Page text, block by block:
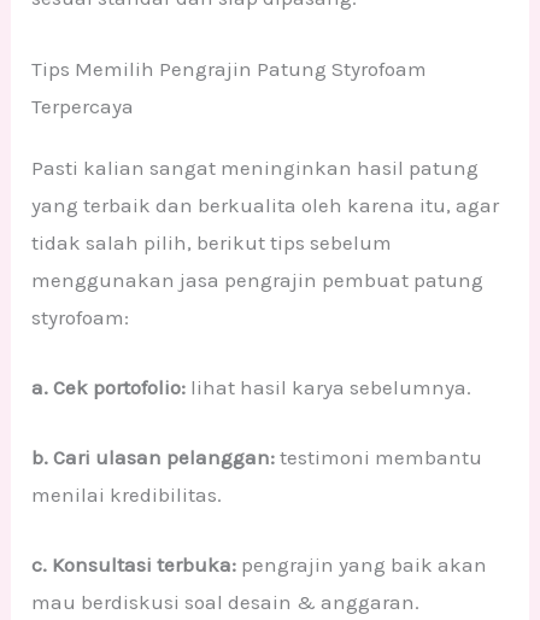
Tips Memilih Pengrajin Patung Styrofoam
Terpercaya
Pasti kalian sangat meninginkan hasil patung
yang terbaik dan berkualita oleh karena itu, agar
tidak salah pilih, berikut tips sebelum
menggunakan jasa pengrajin pembuat patung
styrofoam:
a. Cek portofolio: lihat hasil karya sebelumnya.
b. Cari ulasan pelanggan: testimoni membantu
menilai kredibilitas.
c. Konsultasi terbuka: pengrajin yang baik akan
mau berdiskusi soal desain & anggaran.